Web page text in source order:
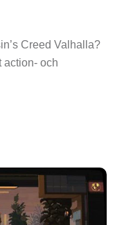
Creed Valhalla?
action- och